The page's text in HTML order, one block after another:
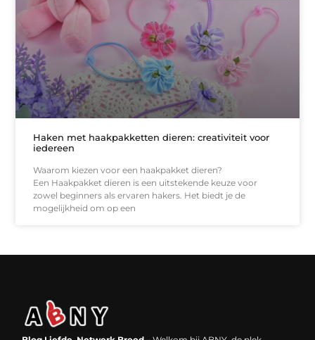
Haken met haakpakketten dieren: creativiteit voor
iedereen
Waarom kiezen voor een haakpakket dieren?
Een Haakpakket dieren is een uitstekende keuze voor
zowel beginners als ervaren hakers. Het biedt je de
mogelijkheid om op een